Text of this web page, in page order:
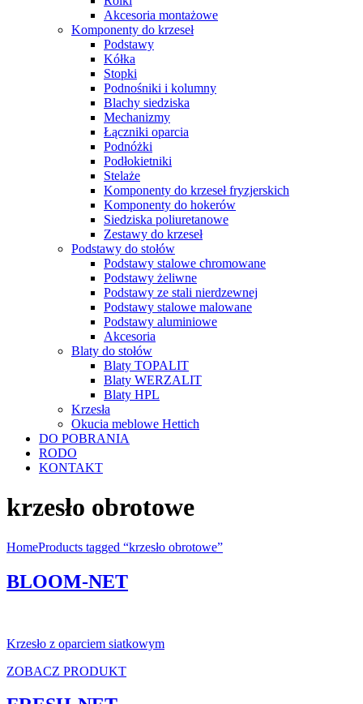
Akcesoria montażowe
Komponenty do krzeseł
Podstawy
Kółka
Stopki
Podnośniki i kolumny
Blachy siedziska
Mechanizmy
Łączniki oparcia
Podnóżki
Podłokietniki
Stelaże
Komponenty do krzeseł fryzjerskich
Komponenty do hokerów
Siedziska poliuretanowe
Zestawy do krzeseł
Podstawy do stołów
Podstawy stalowe chromowane
Podstawy żeliwne
Podstawy ze stali nierdzewnej
Podstawy stalowe malowane
Podstawy aluminiowe
Akcesoria
Blaty do stołów
Blaty TOPALIT
Blaty WERZALIT
Blaty HPL
Krzesła
Okucia meblowe Hettich
DO POBRANIA
RODO
KONTAKT
krzesło obrotowe
HomeProducts tagged “krzesło obrotowe”
BLOOM-NET
Krzesło z oparciem siatkowym
ZOBACZ PRODUKT